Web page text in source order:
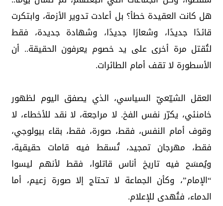
هل كانت العقيدة خطأ؟ بل أعادت تدوير الأزمة، وابتكرت
قائدًا جديدًا، وشعارًا جديدًا، وشهادة جديدة، فقط
لتُقتل مرة أخرى على يد خصوم يعرفون الحقيقة.. أن
الأسطورة لا تقف أمام الطائرات.
العقل الشيّعيّ السياسي، الذي يصفق اليوم لظهور
خامنئي، يكرّر نفس الفخ. لا مراجعة، لا نقد للأخطاء، لا
وقوف أمام النفس، فقط، صورة، فقط، بقاء بيولوجي،
فقط، مهرجان تمجيد، تُسقط فيه قامات حقيقية،
ويُمسَح فيه تاريخ أناس قاتلوا، فقط لأنهم ليسوا
“الإمام”، وكأن الجماعة لا تحتاج إلا صورة زعيم، أما
الدماء، فتُهدى للإعلام.